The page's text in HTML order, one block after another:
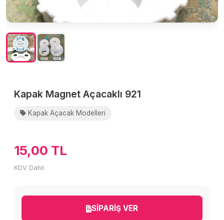
Kapak Magnet Açacaklı 921
Kapak Açacak Modelleri
15,00 TL
KDV Dahil
SİPARİŞ VER